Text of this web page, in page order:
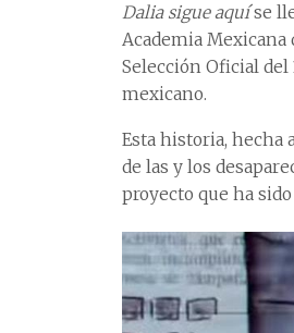
Dalia sigue aquíse
Academia
Selección Oficial
mexicano.
Esta historia, hecha
de las y los
proyecto que ha